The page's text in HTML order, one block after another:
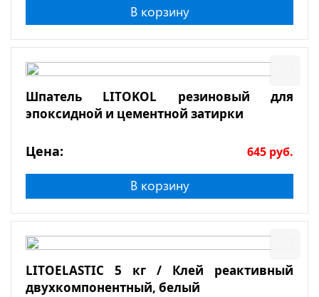
В корзину
Шпатель LITOKOL резиновый для
эпоксидной и цементной затирки
Цена: 645 руб.
В корзину
LITOELASTIC 5 кг / Клей реактивный
двухкомпонентный, белый